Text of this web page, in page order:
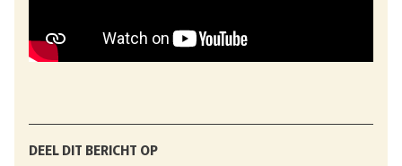
DEEL DIT BERICHT OP